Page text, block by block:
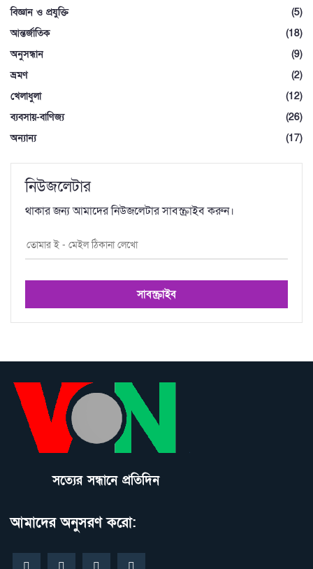
বিজ্ঞান ও প্রযুক্তি
(5)
আন্তর্জাতিক
(18)
অনুসন্ধান
(9)
ভ্রমণ
(2)
খেলাধুলা
(12)
ব্যবসায়-বাণিজ্য
(26)
অন্যান্য
(17)
নিউজলেটার
থাকার জন্য আমাদের নিউজলেটার সাবস্ক্রাইব করুন।
সাবস্ক্রাইব
সত্যের সন্ধানে প্রতিদিন
আমাদের অনুসরণ করো: